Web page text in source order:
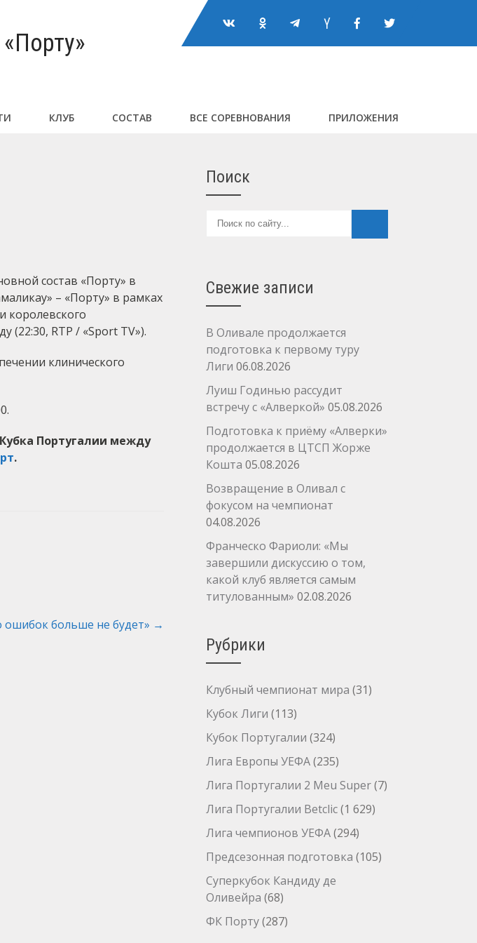
КЛУБ СОСТАВ ВСЕ СОРЕВНОВАНИЯ ПРИЛОЖЕНИЯ
состав «Порту» в
– «Порту» в рамках
королевского
(22:30, RTP / «Sport TV»).
клинического
Португалии между
.
больше не будет» →
Поиск
Свежие записи
В Оливале продолжается
подготовка к первому туру
Лиги 06.08.2026
Луиш Годинью рассудит
встречу с «Алверкой» 05.08.2026
Подготовка к приёму «Алверки»
продолжается в ЦТСП Жорже
Кошта 05.08.2026
Возвращение в Оливал с
фокусом на чемпионат
04.08.2026
Франческо Фариоли: «Мы
завершили дискуссию о том,
какой клуб является самым
титулованным» 02.08.2026
Рубрики
Клубный чемпионат мира (31)
Кубок Лиги (113)
Кубок Португалии (324)
Лига Европы УЕФА(235)
Лига Португалии 2 Meu Super(7)
Лига Португалии Betclic(1 629)
Лига чемпионов УЕФА(294)
Предсезонная подготовка (105)
Суперкубок Кандиду де
Оливейра (68)
ФК Порту(287)